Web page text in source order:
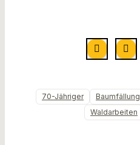
70-Jähriger Baumfällung
Waldarbeiten